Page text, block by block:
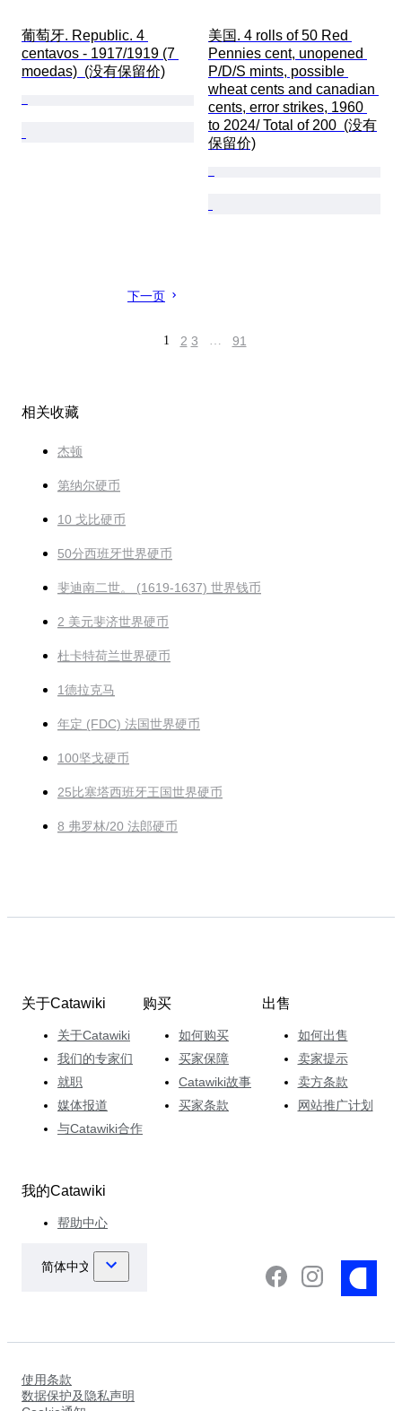
葡萄牙. Republic. 4
centavos - 1917/1919 (7
moedas)  (没有保留价)
美国. 4 rolls of 50 Red
Pennies cent, unopened
P/D/S mints, possible
wheat cents and canadian
cents, error strikes, 1960
to 2024/ Total of 200  (没有
保留价)
下一页
1 2 3 … 91
相关收藏
杰顿
第纳尔硬币
10 戈比硬币
50分西班牙世界硬币
斐迪南二世。 (1619-1637) 世界钱币
2 美元斐济世界硬币
杜卡特荷兰世界硬币
1德拉克马
年定 (FDC) 法国世界硬币
100坚戈硬币
25比塞塔西班牙王国世界硬币
8 弗罗林/20 法郎硬币
关于Catawiki
关于Catawiki
我们的专家们
就职
媒体报道
与Catawiki合作
购买
如何购买
买家保障
Catawiki故事
买家条款
出售
如何出售
卖家提示
卖方条款
网站推广计划
我的Catawiki
帮助中心
使用条款
数据保护及隐私声明